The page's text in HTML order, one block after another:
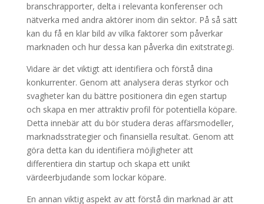
branschrapporter, delta i relevanta konferenser och
nätverka med andra aktörer inom din sektor. På så sätt
kan du få en klar bild av vilka faktorer som påverkar
marknaden och hur dessa kan påverka din exitstrategi.
Vidare är det viktigt att identifiera och förstå dina
konkurrenter. Genom att analysera deras styrkor och
svagheter kan du bättre positionera din egen startup
och skapa en mer attraktiv profil för potentiella köpare.
Detta innebär att du bör studera deras affärsmodeller,
marknadsstrategier och finansiella resultat. Genom att
göra detta kan du identifiera möjligheter att
differentiera din startup och skapa ett unikt
värdeerbjudande som lockar köpare.
En annan viktig aspekt av att förstå din marknad är att